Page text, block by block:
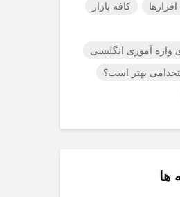
کافه بازار
واژه آموزی انگلیسی
بهتر است؟
ها